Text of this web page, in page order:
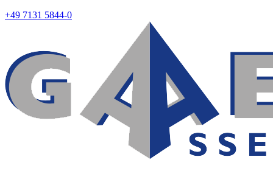
+49 7131 5844-0